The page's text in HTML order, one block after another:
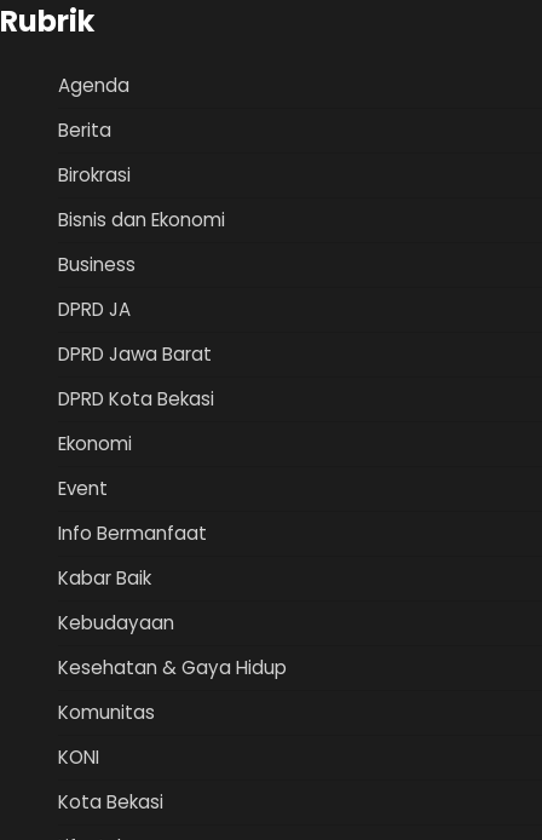
Rubrik
Agenda
Berita
Birokrasi
Bisnis dan Ekonomi
Business
DPRD JA
DPRD Jawa Barat
DPRD Kota Bekasi
Ekonomi
Event
Info Bermanfaat
Kabar Baik
Kebudayaan
Kesehatan & Gaya Hidup
Komunitas
KONI
Kota Bekasi